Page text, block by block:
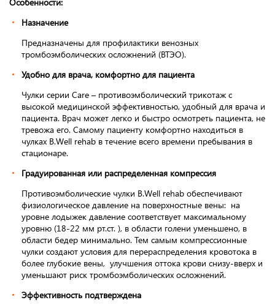
Назначение
Предназначены для профилактики венозных
тромбоэмболических осложнений (ВТЭО).
Удобно для врача, комфортно для пациента
Чулки серии Care – противоэмболический трикотаж с
высокой медицинской эффективностью, удобный для врача и
пациента. Врач может легко и быстро осмотреть пациента, не
тревожа его. Самому пациенту комфортно находиться в
чулках B.Well rehab в течение всего времени пребывания в
стационаре.
Градуированная или распределенная компрессия
Противоэмболические чулки B.Well rehab обеспечивают
физиологическое давление на поверхностные вены: на
уровне лодыжек давление соответствует максимальному
уровню (18-22 мм рт.ст. ), в области голени уменьшено, в
области бедер минимально. Тем самым компрессионные
чулки создают условия для перераспределения кровотока в
более глубокие вены, улучшения оттока крови снизу-вверх и
уменьшают риск тромбоэмболических осложнений.
Эффективность подтверждена